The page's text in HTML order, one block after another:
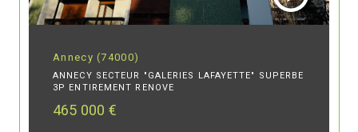
Annecy (74000)
ANNECY SECTEUR "GALERIES LAFAYETTE" SUPERBE
3P ENTIREMENT RENOVE
465 000 €